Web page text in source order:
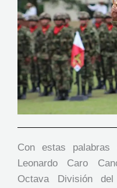
Con estas palabras
Leonardo Caro
Octava División del